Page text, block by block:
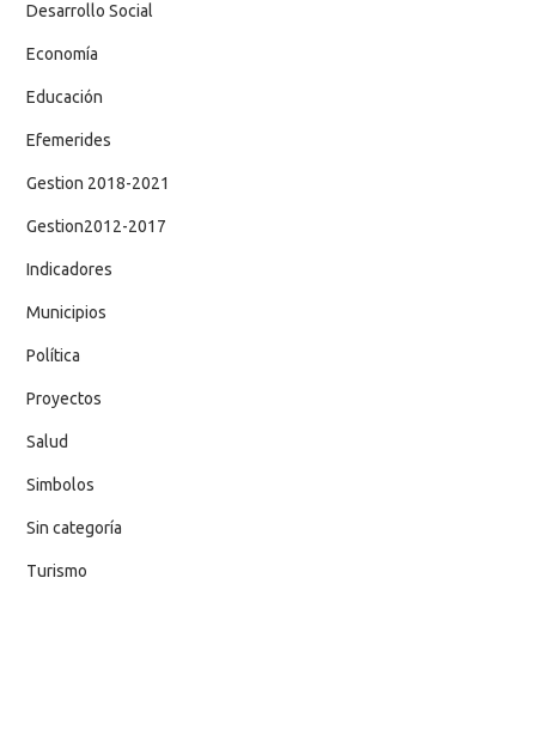
Desarrollo Social
Economía
Educación
Efemerides
Gestion 2018-2021
Gestion2012-2017
Indicadores
Municipios
Política
Proyectos
Salud
Simbolos
Sin categoría
Turismo